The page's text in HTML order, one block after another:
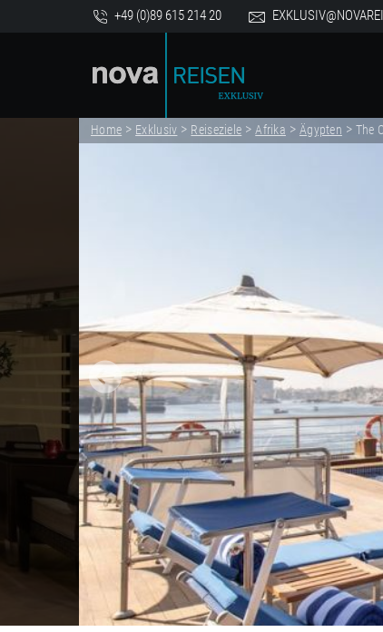
+49 (0)89 615 214 20
Home > Exklusiv > Reiseziele >Afrika > Ägypten > The